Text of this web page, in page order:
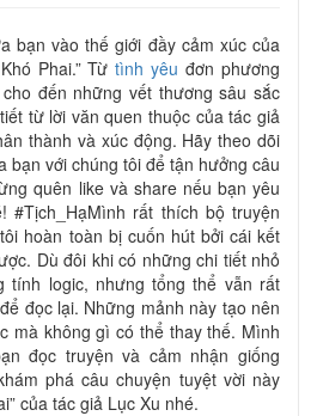
bạn vào thế giới đầy cảm xúc của
Phai.” Từtình yêu đơn phương
đến những vết thương sâu sắc
từ lời văn quen thuộc của tác giả
thành và xúc động. Hãy theo dõi
bạn với chúng tôi để tận hưởng câu
quên like và share nếu bạn yêu
#Tịch_HạMình rất thích bộ truyện
hoàn toàn bị cuốn hút bởi cái kết
Dù đôi khi có những chi tiết nhỏ
tính logic, nhưng tổng thể vẫn rất
đọc lại. Những mảnh này tạo nên
mà không gì có thể thay thế. Mình
đọc truyện và cảm nhận giống
phá câu chuyện tuyệt vời này
của tác giả Lục Xu nhé.